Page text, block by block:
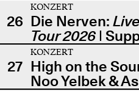
26
KONZERT
Die Nerven:
Tour 2026|
27
KONZERT
High on the
Noo Yelbek &